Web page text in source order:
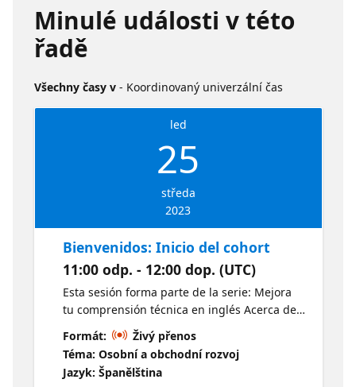
Minulé události v této
řadě
Všechny časy v - Koordinovaný univerzální čas
led
25
středa
2023
Bienvenidos: Inicio del cohort
11:00 odp. - 12:00 dop. (UTC)
Esta sesión forma parte de la serie: Mejora
tu comprensión técnica en inglés Acerca de
esta cohort Este cohorte se trata de ayudar a
mejorar su comprensión de contenido
técnico en inglés. Durante estos 6 meses
vamos a tener sesiones mensuales
Formát:
Živý přenos
Téma: Osobní a obchodní rozvoj
Jazyk: Španělština